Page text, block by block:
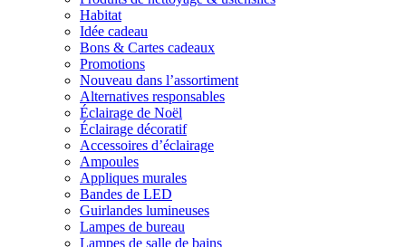
Habitat
Idée cadeau
Bons & Cartes cadeaux
Promotions
Nouveau dans l’assortiment
Alternatives responsables
Éclairage de Noël
Éclairage décoratif
Accessoires d’éclairage
Ampoules
Appliques murales
Bandes de LED
Guirlandes lumineuses
Lampes de bureau
Lampes de salle de bains